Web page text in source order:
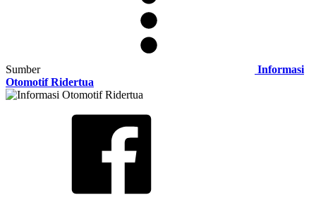
Sumber
Informasi
Otomotif Ridertua